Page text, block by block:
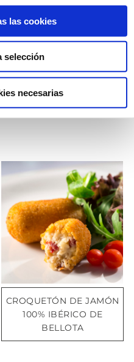
las cookies
selección
necesarias
CROQUETÓN DE JAMÓN
100% IBÉRICO DE
BELLOTA